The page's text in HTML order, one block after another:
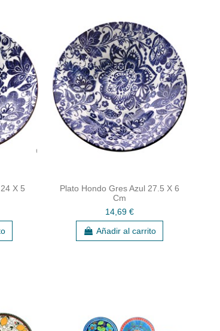
X 5
Plato Hondo Gres Azul 27.5 X 6
Cm
14,69 €
Añadir al carrito